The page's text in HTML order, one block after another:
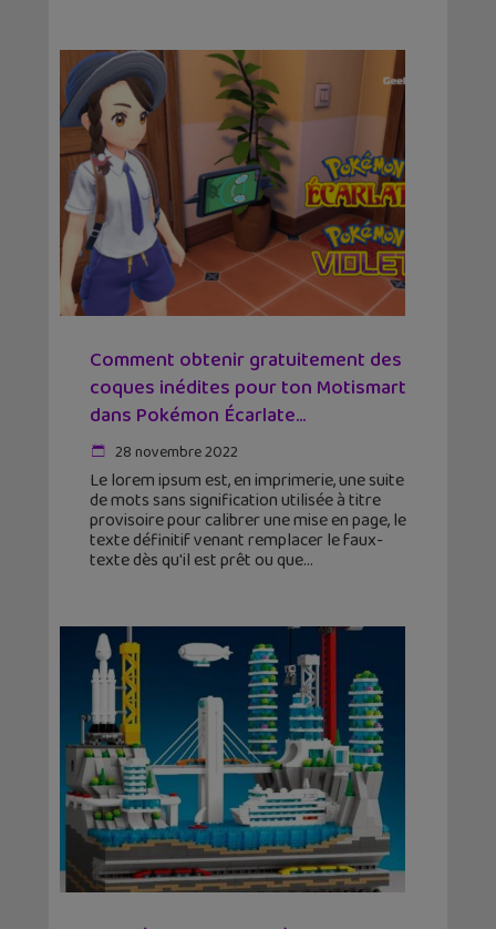
Comment obtenir gratuitement des
coques inédites pour ton Motismart
dans Pokémon Écarlate...
28 novembre 2022
Le lorem ipsum est, en imprimerie, une suite
de mots sans signification utilisée à titre
provisoire pour calibrer une mise en page, le
texte définitif venant remplacer le faux-
texte dès qu'il est prêt ou que